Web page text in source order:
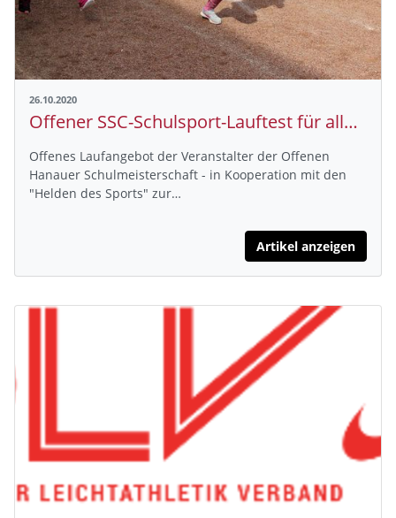
26.10.2020
Offener SSC-Schulsport-Lauftest für alle Schüler und Jugendlichen als Spendenläufe
Offenes Laufangebot der Veranstalter der Offenen
Hanauer Schulmeisterschaft - in Kooperation mit den
"Helden des Sports" zur…
Artikel anzeigen